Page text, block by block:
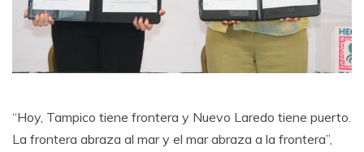
“Hoy, Tampico tiene frontera y Nuevo Laredo tiene puerto.
La frontera abraza al mar y el mar abraza a la frontera”,